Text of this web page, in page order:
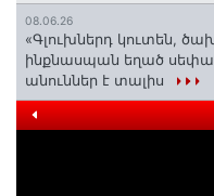
08.06.26
«Գլուխներդ կուտեն,
ինքնասպան եղած
անուններ է տալիս